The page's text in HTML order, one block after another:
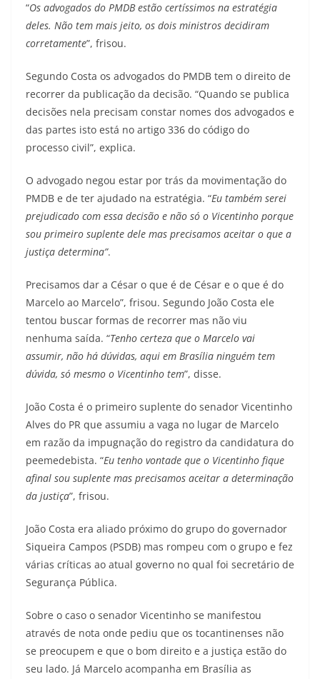
“Os advogados do PMDB estão certíssimos na estratégia
deles. Não tem mais jeito, os dois ministros decidiram
corretamente”, frisou.
Segundo Costa os advogados do PMDB tem o direito de
recorrer da publicação da decisão. “Quando se publica
decisões nela precisam constar nomes dos advogados e
das partes isto está no artigo 336 do código do
processo civil”, explica.
O advogado negou estar por trás da movimentação do
PMDB e de ter ajudado na estratégia. “Eu também serei
prejudicado com essa decisão e não só o Vicentinho porque
sou primeiro suplente dele mas precisamos aceitar o que a
justiça determina”.
Precisamos dar a César o que é de César e o que é do
Marcelo ao Marcelo”, frisou. Segundo João Costa ele
tentou buscar formas de recorrer mas não viu
nenhuma saída. “Tenho certeza que o Marcelo vai
assumir, não há dúvidas, aqui em Brasília ninguém tem
dúvida, só mesmo o Vicentinho tem”, disse.
João Costa é o primeiro suplente do senador Vicentinho
Alves do PR que assumiu a vaga no lugar de Marcelo
em razão da impugnação do registro da candidatura do
peemedebista. “Eu tenho vontade que o Vicentinho fique
afinal sou suplente mas precisamos aceitar a determinação
da justiça”, frisou.
João Costa era aliado próximo do grupo do governador
Siqueira Campos (PSDB) mas rompeu com o grupo e fez
várias críticas ao atual governo no qual foi secretário de
Segurança Pública.
Sobre o caso o senador Vicentinho se manifestou
através de nota onde pediu que os tocantinenses não
se preocupem e que o bom direito e a justiça estão do
seu lado. Já Marcelo acompanha em Brasília as